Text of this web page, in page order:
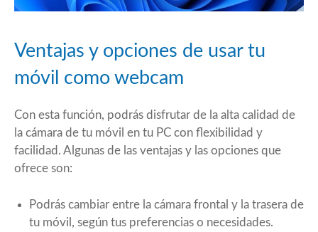
Ventajas y opciones de usar tu
móvil como webcam
Con esta función, podrás disfrutar de la alta calidad de
la cámara de tu móvil en tu PC con flexibilidad y
facilidad. Algunas de las ventajas y las opciones que
ofrece son:
Podrás cambiar entre la cámara frontal y la trasera de
tu móvil, según tus preferencias o necesidades.